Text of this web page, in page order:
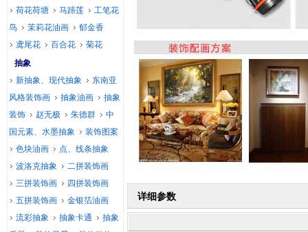
详细参数
荷花荷塘
马蹄莲
工笔花
鸟
茉莉花油画
郁金香
鸢尾花
百合花
菊花
抽象
新抽象、现代抽象
东南亚
风格装饰画
抽象油画
抽象
装饰
赵无极 朱德群
中
国元素、水墨抽象
装饰图案
色块油画
点、线条抽象
波洛克抽象
二拼装饰画
三拼装饰画
四拼装饰画
五拼装饰画
金银箔油画
流彩抽象
抽象卡通
抽象